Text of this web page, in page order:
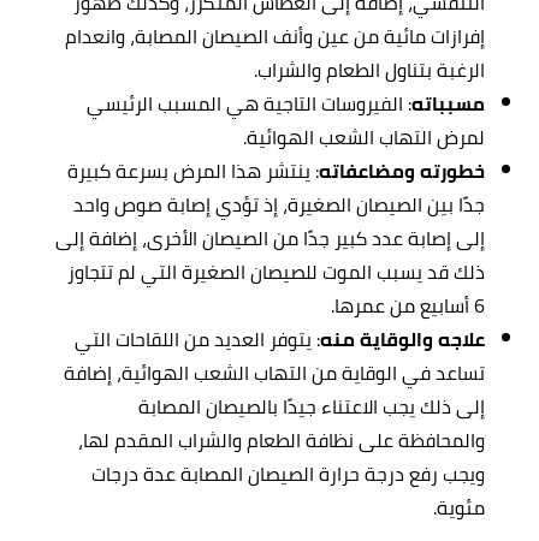
إفرازات مائية من عين وأنف الصيصان المصابة، وانعدام
الرغبة بتناول الطعام والشراب.
مسبباته: الفيروسات التاجية هي المسبب الرئيسي
لمرض التهاب الشعب الهوائية.
خطورته ومضاعفاته: ينتشر هذا المرض بسرعة كبيرة
جدًا بين الصيصان الصغيرة، إذ تؤدي إصابة صوص واحد
إلى إصابة عدد كبير جدًا من الصيصان الأخرى، إضافة إلى
ذلك قد يسبب الموت للصيصان الصغيرة التي لم تتجاوز
6 أسابيع من عمرها.
علاجه والوقاية منه: يتوفر العديد من اللقاحات التي
تساعد في الوقاية من التهاب الشعب الهوائية، إضافة
إلى ذلك يجب الاعتناء جيدًا بالصيصان المصابة
والمحافظة على نظافة الطعام والشراب المقدم لها،
ويجب رفع درجة حرارة الصيصان المصابة عدة درجات
مئوية.